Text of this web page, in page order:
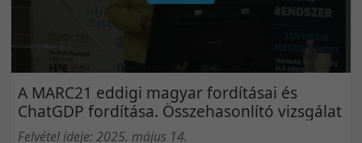
A MARC21 eddigi magyar fordításai és
ChatGDP fordítása. Összehasonlító vizsgálat
Felvétel ideje: 2025. május 14.